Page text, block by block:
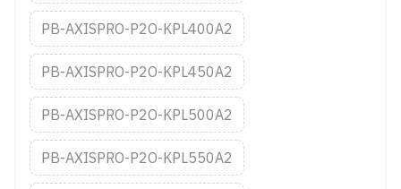
PB-AXISPRO-P2O-KPL400A2
PB-AXISPRO-P2O-KPL450A2
PB-AXISPRO-P2O-KPL500A2
PB-AXISPRO-P2O-KPL550A2